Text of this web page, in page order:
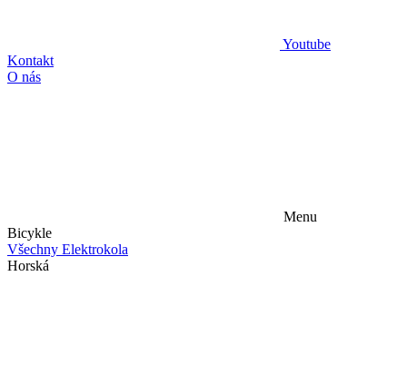
Youtube
Kontakt
O nás
Menu
Bicykle
Všechny Elektrokola
Horská